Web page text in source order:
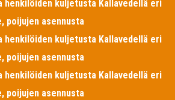
henkilöiden kuljetusta Kallavedellä eri
poijujen asennusta
henkilöiden kuljetusta Kallavedellä eri
poijujen asennusta
henkilöiden kuljetusta Kallavedellä eri
poijujen asennusta